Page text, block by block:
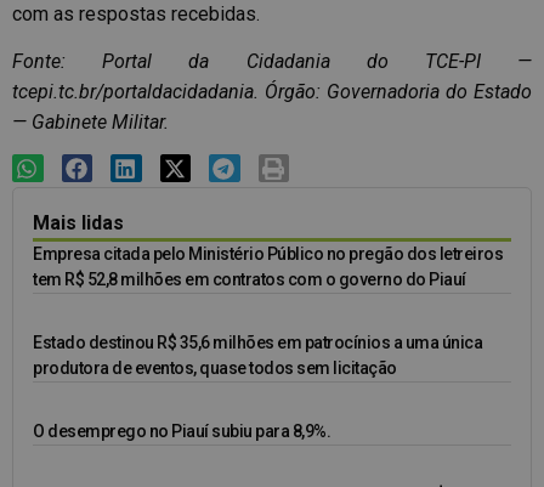
com as respostas recebidas.
Fonte: Portal da Cidadania do TCE-PI —
tcepi.tc.br/portaldacidadania. Órgão: Governadoria do Estado
— Gabinete Militar.
Mais lidas
Empresa citada pelo Ministério Público no pregão dos letreiros
tem R$ 52,8 milhões em contratos com o governo do Piauí
Estado destinou R$ 35,6 milhões em patrocínios a uma única
produtora de eventos, quase todos sem licitação
O desemprego no Piauí subiu para 8,9%.